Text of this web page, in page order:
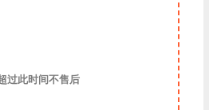
过此时间不售后